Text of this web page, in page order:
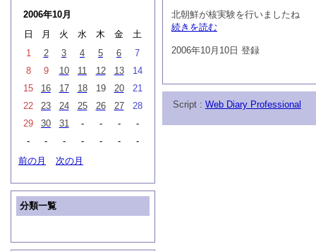
北朝鮮が核実験を行いましたね
続きを読む
2006年10月10日 登録
2006年10月
日
月 火 水 木 金
土
1
2 3 4 5 6
7
8
9 10 11 12 13
14
15
16 17 18 19 20
21
22
23 24 25 26 27
28
29
30 31 - - -
-
-
- - - - -
-
前の月
次の月
分類一覧
Script : Web Diary Professional